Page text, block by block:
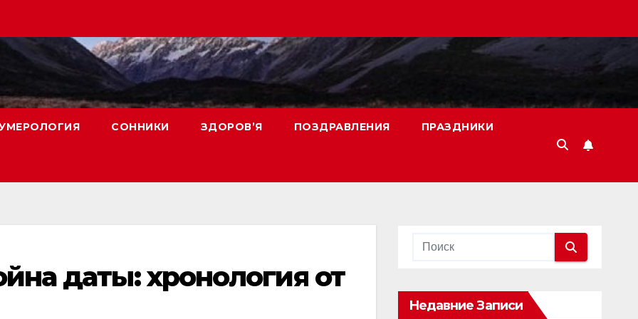
СОННИКИ ЗДОРОВ’Я ПОЗДРАВЛЕНИЯ ПРАЗДНИКИ
даты: хронология от
Недавние Записи